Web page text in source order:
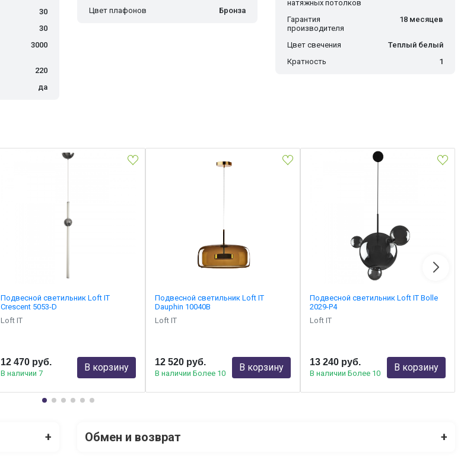
30
30
3000
220
да
Цвет плафонов
Бронза
натяжных потолков
Гарантия
производителя
18 месяцев
Цвет свечения
Теплый белый
Кратность
1
Подвесной светильник Loft IT
Crescent 5053-D
Loft IT
12 470 руб.
В наличии 7
В корзину
Подвесной светильник Loft IT
Dauphin 10040B
Loft IT
12 520 руб.
В наличии Более 10
В корзину
Подвесной светильник Loft IT Bolle
2029-P4
Loft IT
13 240 руб.
В наличии Более 10
В корзину
+ Обмен и возврат +